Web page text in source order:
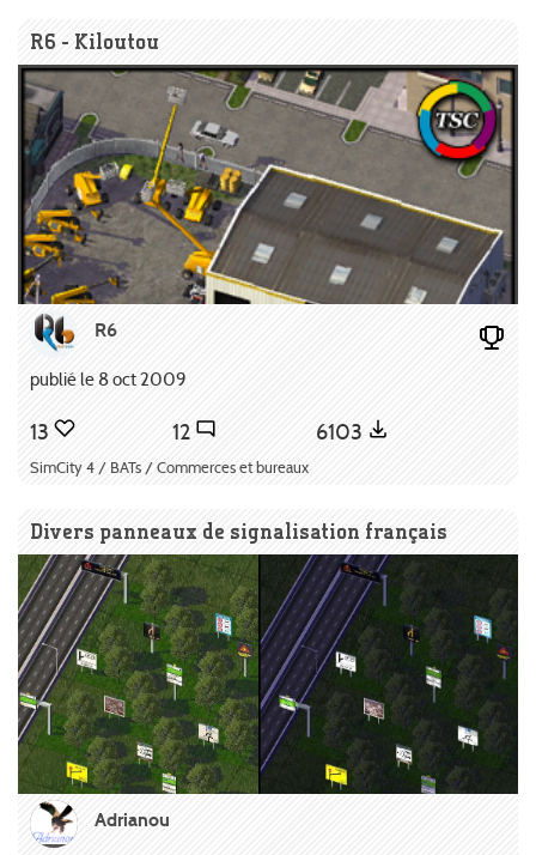
R6 - Kiloutou
R6
publié le 8 oct 2009
13 12 6103
SimCity 4 / BATs / Commerces et bureaux
Divers panneaux de signalisation français
Adrianou